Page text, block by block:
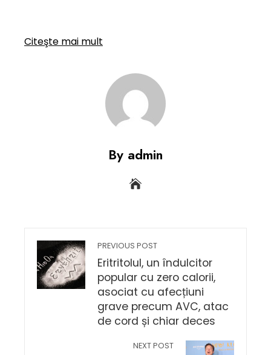
Citeşte mai mult
By admin
PREVIOUS POST
Eritritolul, un îndulcitor
popular cu zero calorii,
asociat cu afecțiuni
grave precum AVC, atac
de cord și chiar deces
NEXT POST